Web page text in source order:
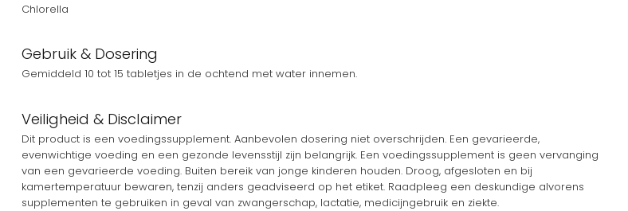
Chlorella
Gebruik & Dosering
Gemiddeld 10 tot 15 tabletjes in de ochtend met water innemen.
Veiligheid & Disclaimer
Dit product is een voedingssupplement. Aanbevolen dosering niet overschrijden. Een gevarieerde,
evenwichtige voeding en een gezonde levensstijl zijn belangrijk. Een voedingssupplement is geen vervanging
van een gevarieerde voeding. Buiten bereik van jonge kinderen houden. Droog, afgesloten en bij
kamertemperatuur bewaren, tenzij anders geadviseerd op het etiket. Raadpleeg een deskundige alvorens
supplementen te gebruiken in geval van zwangerschap, lactatie, medicijngebruik en ziekte.